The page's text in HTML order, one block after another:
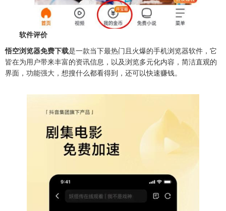
软件评价
悟空浏览器免费下载是一款当下最热门且火爆的手机浏览器软件，它
皆在为用户带来丰富的资讯信息，以及浏览多元化内容，简洁直观的
界面，功能强大，想搜什么都看得到，还可以快速赚钱。